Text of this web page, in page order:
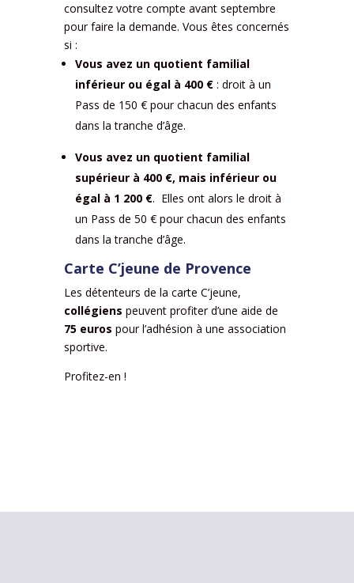
consultez votre compte avant septembre
pour faire la demande. Vous êtes concernés
si :
Vous avez un quotient familial
inférieur ou égal à 400 € : droit à un
Pass de 150 € pour chacun des enfants
dans la tranche d’âge.
Vous avez un quotient familial
supérieur à 400 €, mais inférieur ou
égal à 1 200 €. Elles ont alors le droit à
un Pass de 50 € pour chacun des enfants
dans la tranche d’âge.
Carte C’jeune de Provence
Les détenteurs de la carte C’jeune,
collégiens peuvent profiter d’une aide de
75 euros pour l’adhésion à une association
sportive.
Profitez-en !